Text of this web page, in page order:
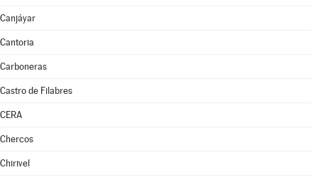
Canjáyar
Cantoria
Carboneras
Castro de Filabres
CERA
Chercos
Chirivel